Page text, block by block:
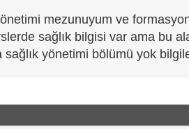
mezunuyum ve
sağlık bilgisi var ama bu
sağlık yönetimi bölümü yok